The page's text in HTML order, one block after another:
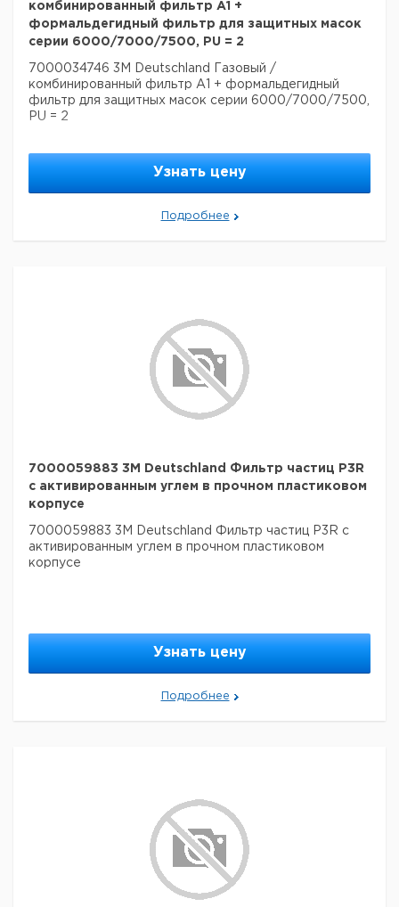
комбинированный фильтр A1 +
формальдегидный фильтр для защитных масок
серии 6000/7000/7500, PU = 2
7000034746 3M Deutschland Газовый /
комбинированный фильтр A1 + формальдегидный
фильтр для защитных масок серии 6000/7000/7500,
PU = 2
Узнать цену
Подробнее
7000059883 3M Deutschland Фильтр частиц P3R
с активированным углем в прочном пластиковом
корпусе
7000059883 3M Deutschland Фильтр частиц P3R с
активированным углем в прочном пластиковом
корпусе
Узнать цену
Подробнее